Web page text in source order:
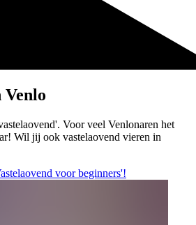
Venlo
Voor veel Venlonaren het
Wil jij ook vastelaovend vieren in
voor beginners'!